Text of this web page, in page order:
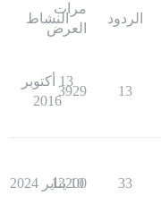
الردود
مرات
العرض
النشاط
13
3929
13 أكتوبر
2016
33
13200
10 يناير 2024